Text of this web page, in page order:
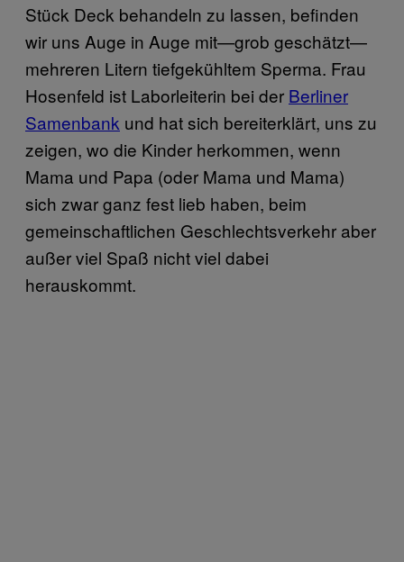
Stück Deck behandeln zu lassen, befinden
wir uns Auge in Auge mit—grob geschätzt—
mehreren Litern tiefgekühltem Sperma. Frau
Hosenfeld ist Laborleiterin bei der Berliner
Samenbank und hat sich bereiterklärt, uns zu
zeigen, wo die Kinder herkommen, wenn
Mama und Papa (oder Mama und Mama)
sich zwar ganz fest lieb haben, beim
gemeinschaftlichen Geschlechtsverkehr aber
außer viel Spaß nicht viel dabei
herauskommt.